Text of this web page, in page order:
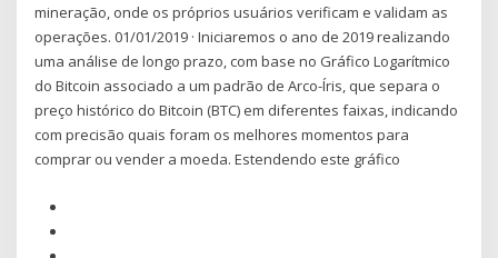
mineração, onde os próprios usuários verificam e validam as
operações. 01/01/2019 · Iniciaremos o ano de 2019 realizando
uma análise de longo prazo, com base no Gráfico Logarítmico
do Bitcoin associado a um padrão de Arco-Íris, que separa o
preço histórico do Bitcoin (BTC) em diferentes faixas, indicando
com precisão quais foram os melhores momentos para
comprar ou vender a moeda. Estendendo este gráfico